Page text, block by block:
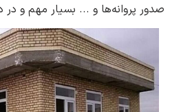
صدور پروانه‌ها و ... بسیار مهم و